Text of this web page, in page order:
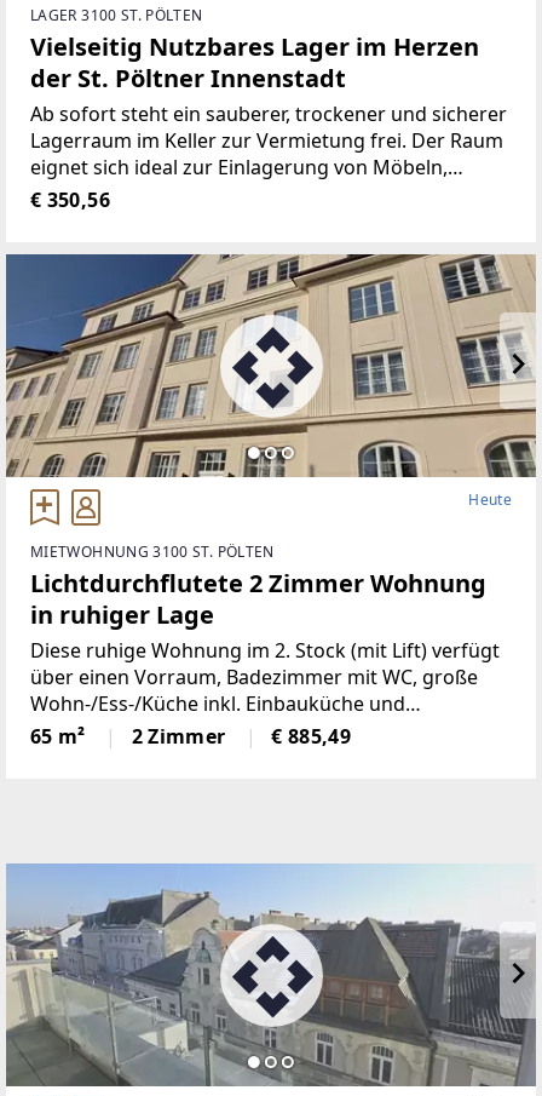
LAGER 3100 ST. PÖLTEN
Vielseitig Nutzbares Lager im Herzen
der St. Pöltner Innenstadt
Ab sofort steht ein sauberer, trockener und sicherer
Lagerraum im Keller zur Vermietung frei. Der Raum
eignet sich ideal zur Einlagerung von Möbeln,
Umzugskartons, Werkzeug, Sportgeräten oder
befindet
€ 350,56
Heute
MIETWOHNUNG 3100 ST. PÖLTEN
Lichtdurchflutete 2 Zimmer Wohnung
in ruhiger Lage
Diese ruhige Wohnung im 2. Stock (mit Lift) verfügt
über einen Vorraum, Badezimmer mit WC, große
Wohn-/Ess-/Küche inkl. Einbauküche und
Einbaugeräte (Möbelmiete), sowie 2 zusätzliches
Zimmer. Die Räume sind neu renoviert und bieten
65 m² 2 Zimmer € 885,49